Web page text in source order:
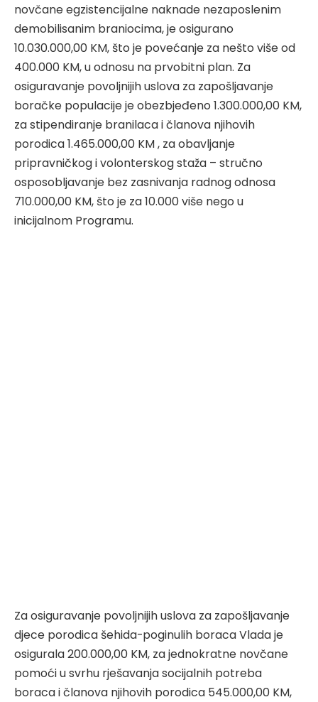
novčane egzistencijalne naknade nezaposlenim
demobilisanim braniocima, je osigurano
10.030.000,00 KM, što je povećanje za nešto više od
400.000 KM, u odnosu na prvobitni plan. Za
osiguravanje povoljnijih uslova za zapošljavanje
boračke populacije je obezbjeđeno 1.300.000,00 KM,
za stipendiranje branilaca i članova njihovih
porodica 1.465.000,00 KM , za obavljanje
pripravničkog i volonterskog staža – stručno
osposobljavanje bez zasnivanja radnog odnosa
710.000,00 KM, što je za 10.000 više nego u
inicijalnom Programu.
Za osiguravanje povoljnijih uslova za zapošljavanje
djece porodica šehida-poginulih boraca Vlada je
osigurala 200.000,00 KM, za jednokratne novčane
pomoći u svrhu rješavanja socijalnih potreba
boraca i članova njihovih porodica 545.000,00 KM,